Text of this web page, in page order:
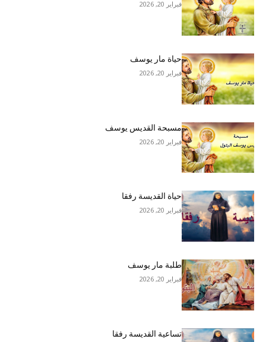
فبراير 20, 2026
حياة مار يوسف
فبراير 20, 2026
مسبحة القديس يوسف
فبراير 20, 2026
حياة القديسة رفقا
فبراير 20, 2026
طلبة مار يوسف
فبراير 20, 2026
تساعية القديسة رفقا